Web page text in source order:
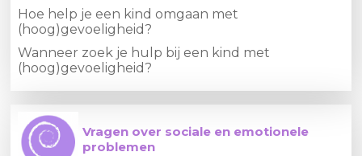
Hoe help je een kind omgaan met
(hoog)gevoeligheid?
Wanneer zoek je hulp bij een kind met
(hoog)gevoeligheid?
Vragen over sociale en emotionele
problemen